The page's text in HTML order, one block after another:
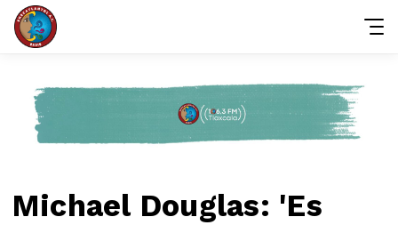
Michael Douglas: 'Es